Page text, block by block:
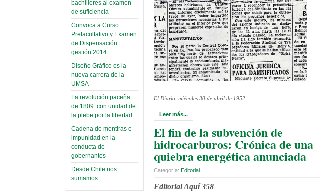
bachilleres al examen
de suficiencia
Convoca a Curso
Prefacultativo y Examen
de Dispensación
gestión 2014
Diseño Gráfico es la
nueva carrera de la
UMSA
La revolución paceña
de 1809: con unidad de
la plebe por la libertad…
Cadena de mentiras e
impunidad en la
conducta de
gobernantes
Desde Chile nos
sumamos
El Diario, miécoles 30 de abril de 1952
Leer más...
El fin de la subvención de
hidrocarburos: Crónica de una
quiebra energética anunciada
Categoría: Editorial
Editorial Aquí 358